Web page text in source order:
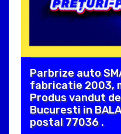
Parbrize auto
fabricatie 2003,
Produs vandut
Bucuresti in
postal 77036 .